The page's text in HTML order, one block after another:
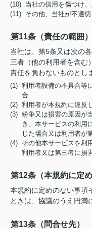
(10) 当社の信用を傷つけ
(11) その他、当社が不適
第11条（責任の範囲）
当社は、第5条又は次の
三者（他の利用者を含む
責任を負わないものとし
(1) 利用者設備の不具合等
合
(2) 利用者が本規約に違反
(3) 紛争又は損害の原因が
き、本サービスの利用
じた場合又は利用者が
(4) その他本サービスを利
利用者又は第三者に損
第12条（本規約に定
本規約に定めのない事項
ときは、協議のうえ円満
第13条（問合せ先）